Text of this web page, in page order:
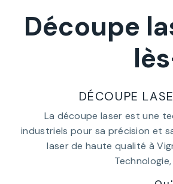
Découpe
DÉCOUPE
La découpe laser est une
industriels pour sa précision et
laser de haute qualité à